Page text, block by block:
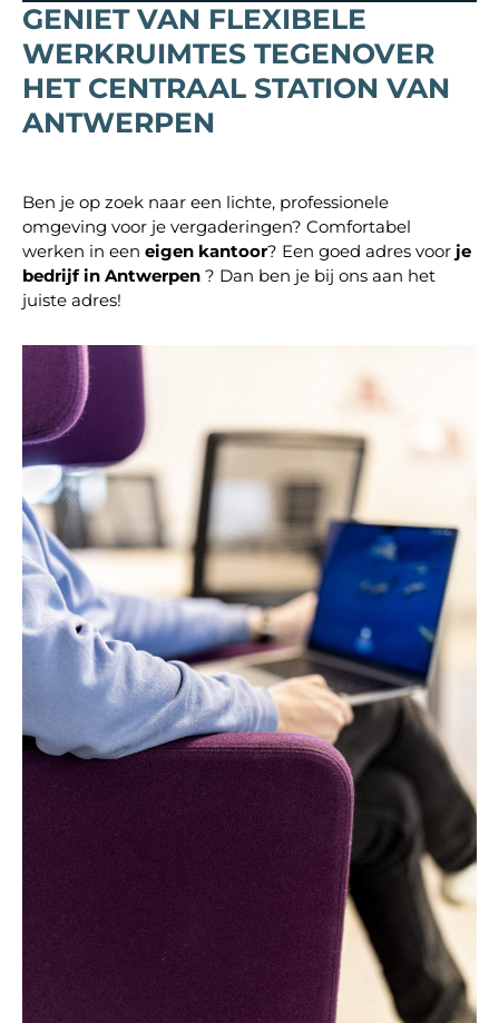
GENIET VAN FLEXIBELE
WERKRUIMTES TEGENOVER
HET CENTRAAL STATION VAN
ANTWERPEN
Ben je op zoek naar een lichte, professionele
omgeving voor je vergaderingen? Comfortabel
werken in een eigen kantoor? Een goed adres voor je
bedrijf in Antwerpen ? Dan ben je bij ons aan het
juiste adres!